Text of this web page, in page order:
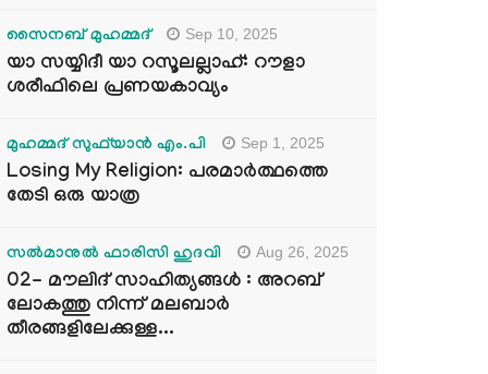
സൈനബ് മുഹമ്മദ് Sep 10, 2025
യാ സയ്യിദീ യാ റസൂലല്ലാഹ്: റൗളാ
ശരീഫിലെ പ്രണയകാവ്യം
മുഹമ്മദ് സുഫ്‌യാൻ എം.പി Sep 1, 2025
Losing My Religion: പരമാർത്ഥത്തെ
തേടി ഒരു യാത്ര
സൽമാനുൽ ഫാരിസി ഹുദവി Aug 26, 2025
02- മൗലിദ് സാഹിത്യങ്ങൾ : അറബ്
ലോകത്തു നിന്ന് മലബാർ
തീരങ്ങളിലേക്കുള്ള...